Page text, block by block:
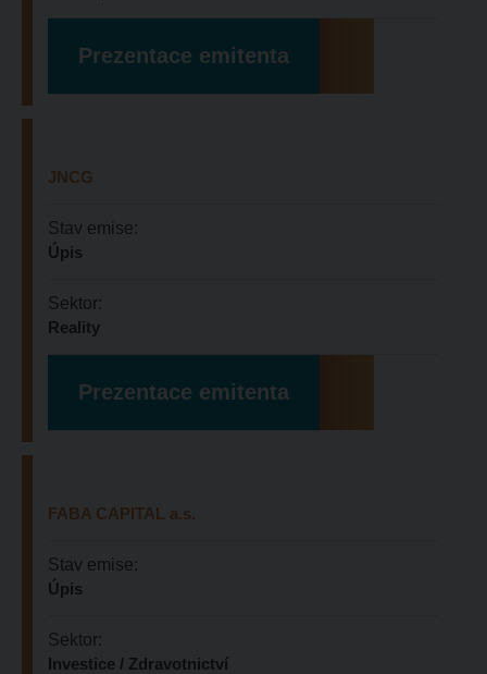
Prezentace emitenta
JNCG
Stav emise:
Úpis
Sektor:
Reality
Prezentace emitenta
FABA CAPITAL a.s.
Stav emise:
Úpis
Sektor:
Investice / Zdravotnictví